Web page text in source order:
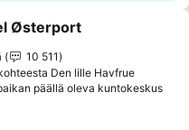
suosikkeihin
Østerport
10 511
Den lille Havfrue
päällä oleva kuntokeskus